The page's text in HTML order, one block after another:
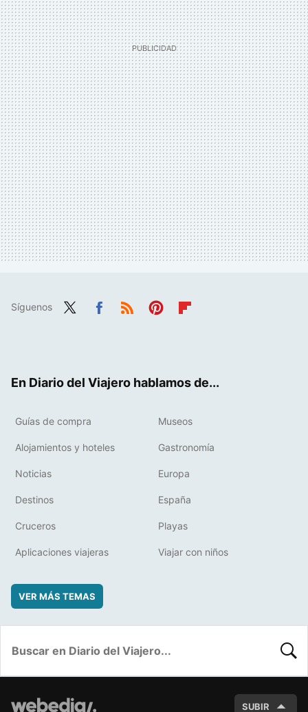
Síguenos
En Diario del Viajero hablamos de...
Guías de compra Museos
Alojamientos y hoteles Gastronomía
Noticias Europa
Destinos España
Cruceros Playas
Aplicaciones viajeras Viajar con niños
VER MÁS TEMAS
SUBIR